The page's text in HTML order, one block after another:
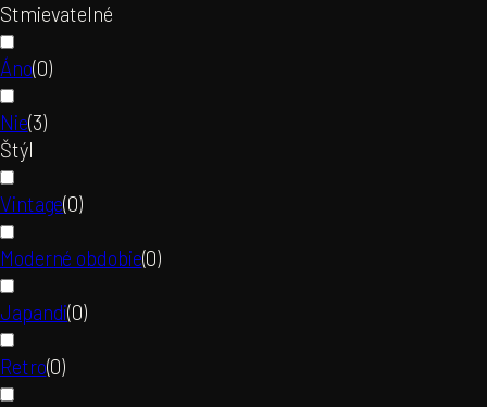
Stmievatelné
Áno(0)
Nie(3)
Štýl
Vintage(0)
Moderné obdobie(0)
Japandi(0)
Retro(0)